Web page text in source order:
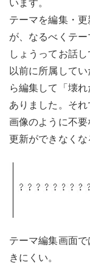
います。
テーマを編集・
が、なるべくテ
しょうってお話し
以前に所属して
ら編集して「壊
ありました。そ
画像のように不
更新ができなくな
テーマ編集画面
きにくい。